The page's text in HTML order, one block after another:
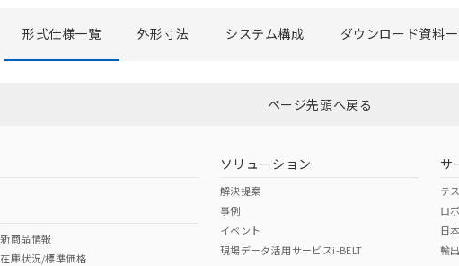
形式仕様一覧 外形寸法 システム構成 ダウンロード資料
ページ先頭へ戻る
新商品情報
在庫状況/標準価格
ソリューション
解決提案
事例
イベント
現場データ活用サービスi-BELT
サ
テ
ロ
日
輸
△ 一定数には満たないが在庫あり
在庫なし(最新の在庫状況については、お客様のお取引先、または
受注生産機種、また在庫状況の情報を公開していない機種
正式な納期状況および標準価格はお客様のお取引先、またはお客様担当
当社販売員にご相談ください。
在庫状況および標準価格結果を当社の事前の承諾なく第三者に漏洩ま
お客様が当ウェブサイト上で当社にご登録された部品リストについて
が、当社の製品・サービスに関するお客様との取引・商談に必要な範
※当社の共同利用者とは、
"個人情報の共同利用に関して"
の「1.共
いる法人を指します。